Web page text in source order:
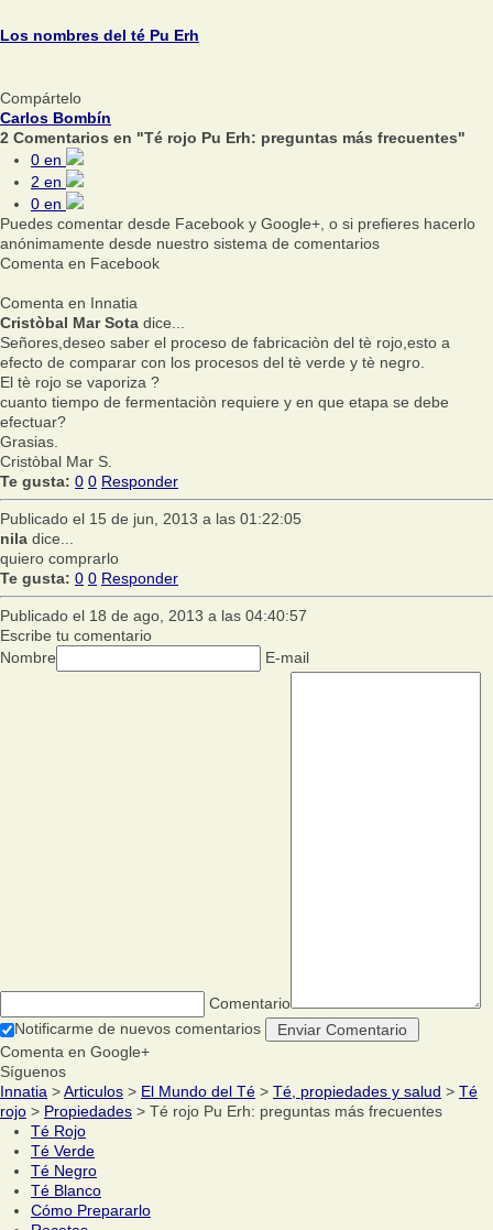
Los nombres del té Pu Erh
Compártelo
Carlos Bombín
2 Comentarios en "Té rojo Pu Erh: preguntas más frecuentes"
0 en
2 en
0 en
Puedes comentar desde Facebook y Google+, o si prefieres hacerlo
anónimamente desde nuestro sistema de comentarios
Comenta en Facebook
Comenta en Innatia
Cristòbal Mar Sota dice...
Señores,deseo saber el proceso de fabricaciòn del tè rojo,esto a
efecto de comparar con los procesos del tè verde y tè negro.
El tè rojo se vaporiza ?
cuanto tiempo de fermentaciòn requiere y en que etapa se debe
efectuar?
Grasias.
Cristòbal Mar S.
Te gusta: 0 0 Responder
Publicado el 15 de jun, 2013 a las 01:22:05
nila dice...
quiero comprarlo
Te gusta: 0 0 Responder
Publicado el 18 de ago, 2013 a las 04:40:57
Escribe tu comentario
Nombre
E-mail
Comentario
Notificarme de nuevos comentarios
Comenta en Google+
Síguenos
Innatia >Articulos > El Mundo del Té > Té, propiedades y salud > Té
rojo > Propiedades > Té rojo Pu Erh: preguntas más frecuentes
Té Rojo
Té Verde
Té Negro
Té Blanco
Cómo Prepararlo